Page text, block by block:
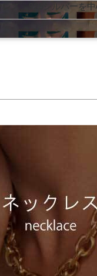
ス、925シルバーを
ス、925シルバーを